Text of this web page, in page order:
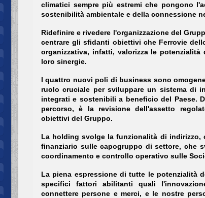
climatici sempre più estremi che pongono
sostenibilità ambientale e della connessione
Ridefinire e rivedere l'organizzazione del
centrare gli sfidanti obiettivi che Ferrovie
organizzativa, infatti, valorizza le
loro sinergie.
I quattro nuovi poli di business sono
ruolo cruciale per sviluppare un sistema di
integrati e sostenibili a beneficio del Paese.
percorso, è la revisione dell'assetto
obiettivi del Gruppo.
La holding svolge la funzionalità di indirizzo,
finanziario sulle capogruppo di settore, che
coordinamento e controllo operativo sulle
La piena espressione di tutte le potenzialità
specifici fattori abilitanti quali
connettere persone e merci, e le nostre